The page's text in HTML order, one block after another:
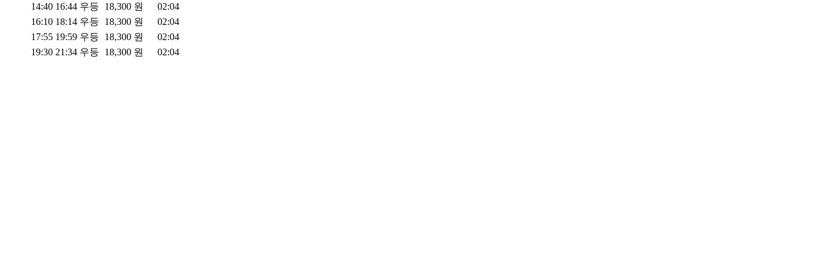
14:40 16:44 우등 18,300 원
02:04
16:10 18:14 우등 18,300 원
02:04
17:55 19:59 우등 18,300 원
02:04
19:30 21:34 우등 18,300 원 02:04